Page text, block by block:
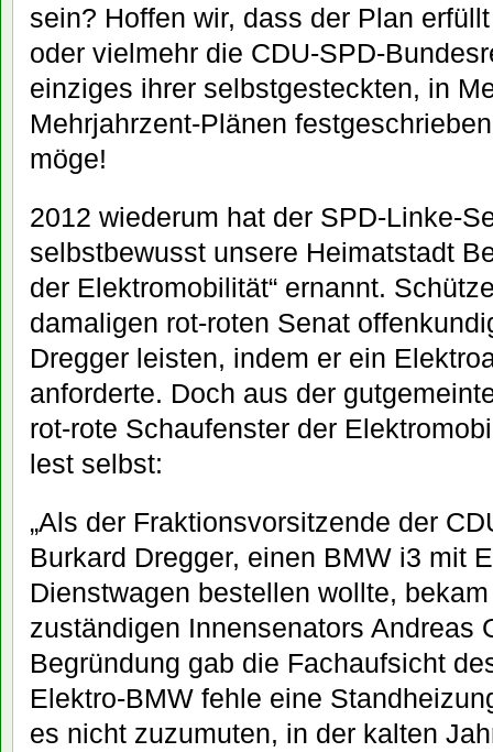
sein? Hoffen wir, dass der Plan
oder vielmehr die CDU-SPD-
einziges ihrer selbstgesteckten, in
Mehrjahrzent-Plänen
möge!
2012 wiederum hat der SPD-Linke-
selbstbewusst unsere Heimatstadt
der Elektromobilität“ ernannt.
damaligen rot-roten Senat
Dregger leisten, indem er ein
anforderte. Doch aus der
rot-rote Schaufenster der
lest selbst:
„Als der Fraktionsvorsitzende der
Burkard Dregger, einen BMW i3 mit
Dienstwagen bestellen wollte,
zuständigen Innensenators Andreas
Begründung gab die Fachaufsicht
Elektro-BMW fehle eine
es nicht zuzumuten, in der kalten